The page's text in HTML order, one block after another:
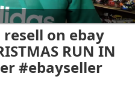
resell on ebay
RUN IN
#ebayseller